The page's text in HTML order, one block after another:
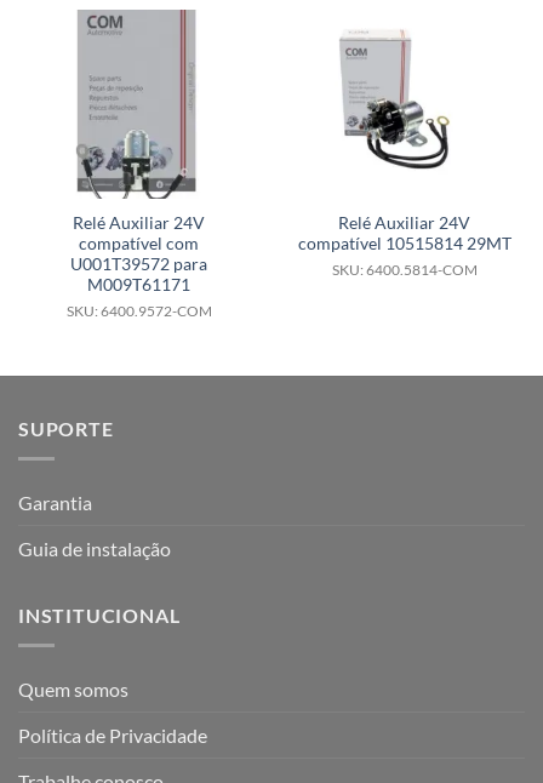
Relé Auxiliar 24V
compatível com
U001T39572 para
M009T61171
SKU: 6400.9572-COM
Relé Auxiliar 24V
compatível 10515814 29MT
SKU: 6400.5814-COM
SUPORTE
Garantia
Guia de instalação
INSTITUCIONAL
Quem somos
Política de Privacidade